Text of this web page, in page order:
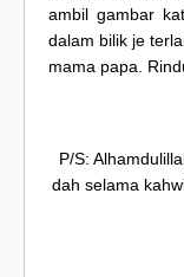
ambil gambar
dalam bilik je
mama papa.
P/S:
dah selama